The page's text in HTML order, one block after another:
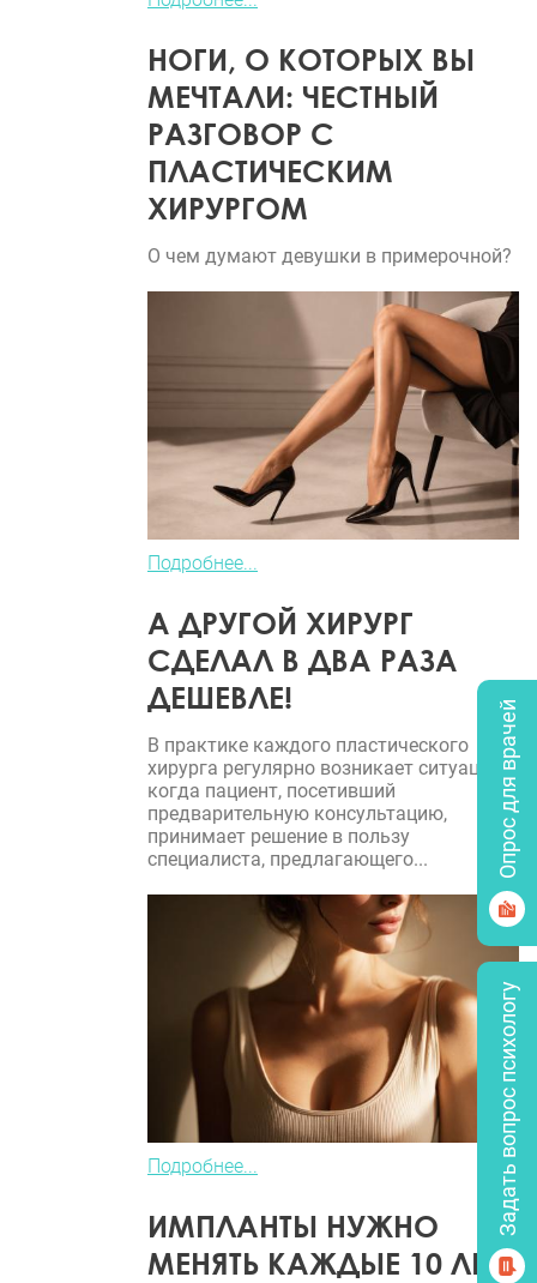
НОГИ, О КОТОРЫХ ВЫ
МЕЧТАЛИ: ЧЕСТНЫЙ
РАЗГОВОР С
ПЛАСТИЧЕСКИМ
ХИРУРГОМ
О чем думают девушки в примерочной?
Подробнее...
А ДРУГОЙ ХИРУРГ
СДЕЛАЛ В ДВА РАЗА
ДЕШЕВЛЕ!
В практике каждого пластического
хирурга регулярно возникает ситуация,
когда пациент, посетивший
предварительную консультацию,
принимает решение в пользу
специалиста, предлагающего...
Подробнее...
ИМПЛАНТЫ НУЖНО
МЕНЯТЬ КАЖДЫЕ 10 ЛЕТ?
Опрос для врачей
Задать вопрос психологу